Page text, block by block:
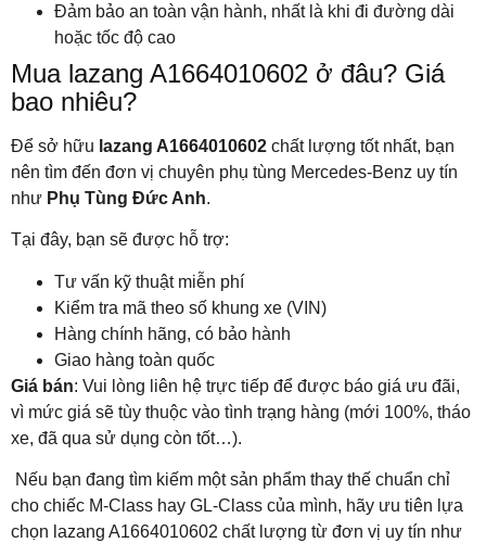
Đảm bảo an toàn vận hành, nhất là khi đi đường dài
hoặc tốc độ cao
Mua lazang A1664010602 ở đâu? Giá
bao nhiêu?
Để sở hữu lazang A1664010602 chất lượng tốt nhất, bạn
nên tìm đến đơn vị chuyên phụ tùng Mercedes-Benz uy tín
như Phụ Tùng Đức Anh.
Tại đây, bạn sẽ được hỗ trợ:
Tư vấn kỹ thuật miễn phí
Kiểm tra mã theo số khung xe (VIN)
Hàng chính hãng, có bảo hành
Giao hàng toàn quốc
Giá bán: Vui lòng liên hệ trực tiếp để được báo giá ưu đãi,
vì mức giá sẽ tùy thuộc vào tình trạng hàng (mới 100%, tháo
xe, đã qua sử dụng còn tốt…).
Nếu bạn đang tìm kiếm một sản phẩm thay thế chuẩn chỉ
cho chiếc M-Class hay GL-Class của mình, hãy ưu tiên lựa
chọn lazang A1664010602 chất lượng từ đơn vị uy tín như